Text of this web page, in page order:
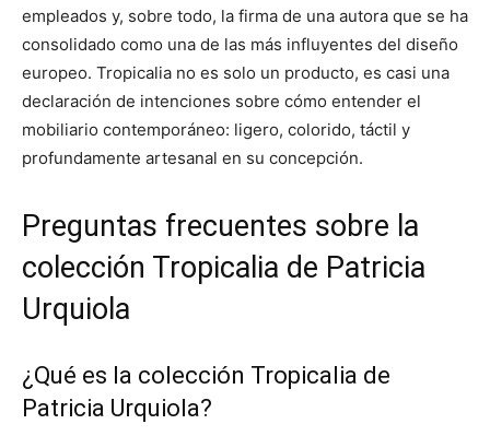
empleados y, sobre todo, la firma de una autora que se ha
consolidado como una de las más influyentes del diseño
europeo. Tropicalia no es solo un producto, es casi una
declaración de intenciones sobre cómo entender el
mobiliario contemporáneo: ligero, colorido, táctil y
profundamente artesanal en su concepción.
Preguntas frecuentes sobre la
colección Tropicalia de Patricia
Urquiola
¿Qué es la colección Tropicalia de
Patricia Urquiola?